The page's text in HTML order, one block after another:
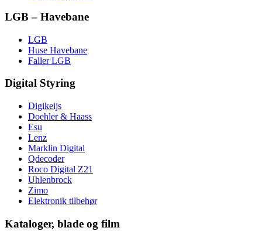
LGB – Havebane
LGB
Huse Havebane
Faller LGB
Digital Styring
Digikeijs
Doehler & Haass
Esu
Lenz
Marklin Digital
Qdecoder
Roco Digital Z21
Uhlenbrock
Zimo
Elektronik tilbehør
Kataloger, blade og film